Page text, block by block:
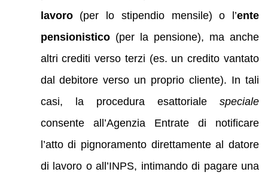
lavoro(per lo stipendio mensile) o l’ente
pensionistico(per la pensione), ma anche
altri crediti verso terzi (es. un credito vantato
dal debitore verso un proprio cliente). In tali
casi, la procedura esattoriale speciale
consente all’Agenzia Entrate di notificare
l’atto di pignoramento direttamente al datore
di lavoro o all’INPS, intimando di pagare una